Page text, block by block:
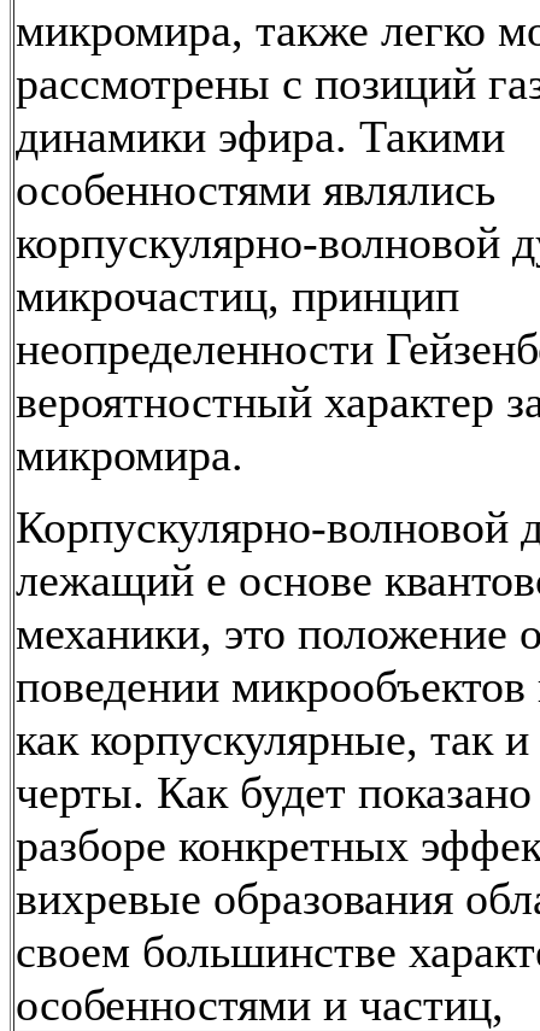
микромира, также легко
рассмотрены с позиций
динамики эфира. Такими
особенностями являлись
корпускулярно-волновой
микрочастиц, принцип
неопределенности
вероятностный характер
микромира.
Корпускулярно-волновой
лежащий е основе
механики, это положение
поведении
как корпускулярные, так
черты. Как будет
разборе конкретных
вихревые образования
своем большинстве
особенностями и частиц,